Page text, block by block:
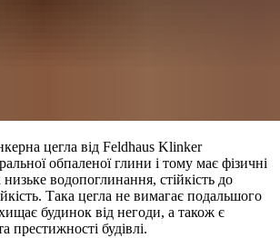
цегла від Feldhaus Klinker
обпаленої глини і тому має фізичні
низьке водопоглинання, стійкість до
Така цегла не вимагає подальшого
будинок від негоди, а також є
престижності будівлі.